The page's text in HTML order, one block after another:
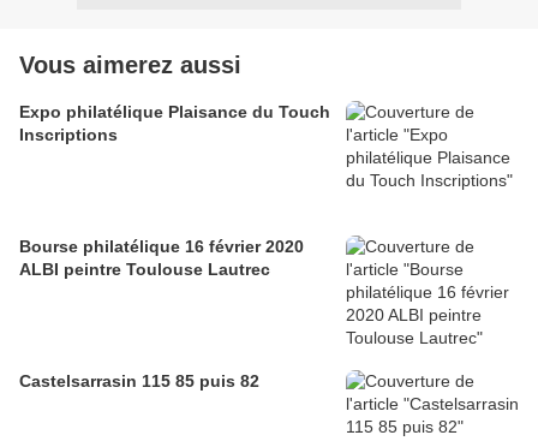
Vous aimerez aussi
Expo philatélique Plaisance du Touch
Inscriptions
Bourse philatélique 16 février 2020
ALBI peintre Toulouse Lautrec
Castelsarrasin 115 85 puis 82